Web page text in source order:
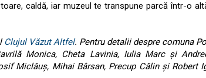
caldă, iar muzeul te transpune parcă într-o
Clujul Văzut Altfel. Pentru detalii despre comuna
Monica, Cheta Lavinia, Iulia Marc și
Miclăuș, Mihai Bârsan, Precup Călin și Robert